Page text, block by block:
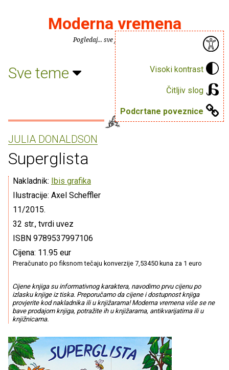
Visoki kontrast
Čitljiv slog
Podcrtane poveznice
Moderna vremena
Pogledaj... sve je puno knjiga.
Sve teme
JULIA DONALDSON
Superglista
Nakladnik: Ibis grafika
Ilustracije: Axel Scheffler
11/2015.
32 str., tvrdi uvez
ISBN 9789537997106
Cijena: 11.95 eur
Preračunato po fiksnom tečaju konverzije 7,53450 kuna za 1 euro
Cijene knjiga su informativnog karaktera, navodimo prvu cijenu po
izlasku knjige iz tiska. Preporučamo da cijene i dostupnost knjiga
provjerite kod nakladnika ili u knjižarama! Moderna vremena više se ne
bave prodajom knjiga, potražite ih u knjižarama, antikvarijatima ili u
knjižnicama.